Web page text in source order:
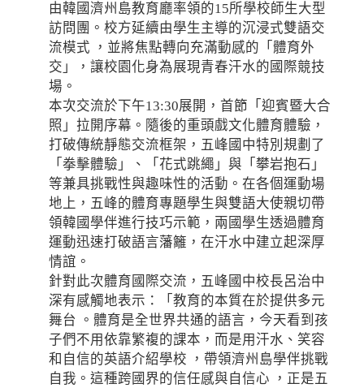
由韓國濟州島教育廳率領的15所學校師生大型
訪問團。校方延續由學生主導的沉浸式雙語交
流模式 ，並將焦點轉向充滿動感的「體育外
交」，讓校園化身為展現青春汗水的國際競技
場。
本次交流於下午13:30展開，首節「迎賓暨大合
照」拉開序幕。隨後的重頭戲文化體育體驗，
打破傳統靜態交流框架，五峰國中特別規劃了
「拳擊體驗」、「花式跳繩」與「攀岩抱石」
等兼具挑戰性與趣味性的活動。在各個運動場
地上，五峰的體育專題學生與雙語大使親切帶
領韓國學伴進行技巧示範，兩國學生透過體育
運動迅速打破語言藩籬，在汗水中建立起深厚
情誼。
針對此次體育國際交流，五峰國中校長呂治中
深有感觸地表示：「教育的本質在於提供多元
舞台 。體育是全世界共通的語言，今天看到孩
子們不用依靠繁複的課本，而是用汗水、笑容
和自信的英語介紹學校 ，帶領濟州島學伴挑戰
自我。這種跨國界的信任感與自信心 ，正是五